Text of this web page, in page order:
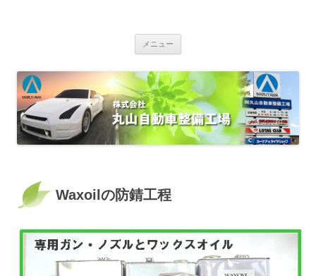
車検・定期点検・一般修理・板金塗装・オイル交換・各種部品用品販
用200V普通充電コンセント完備
メニュー
Waxoilの防錆工程